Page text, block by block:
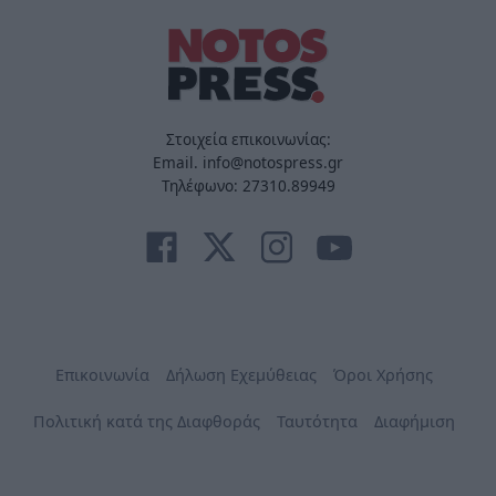
Στοιχεία επικοινωνίας:
Email. info@notospress.gr
Τηλέφωνο: 27310.89949
Επικοινωνία Δήλωση Εχεμύθειας Όροι Χρήσης
Πολιτική κατά της Διαφθοράς Ταυτότητα Διαφήμιση